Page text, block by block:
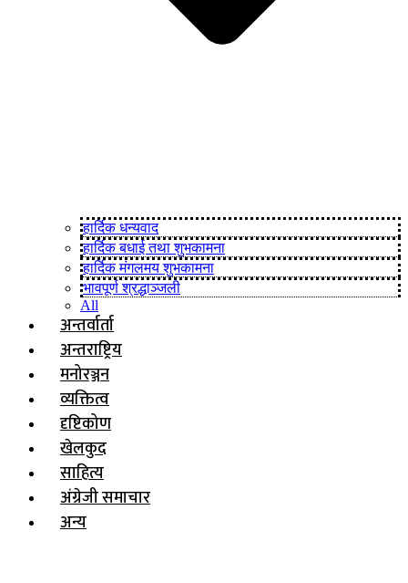
हार्दिक धन्यवाद
हार्दिक बधाई तथा शुभकामना
हार्दिक मंगलमय शुभकामना
भावपूर्ण श्रद्धाञ्जली
All
अन्तर्वार्ता
अन्तराष्ट्रिय
मनोरञ्जन
व्यक्तित्व
दृष्टिकोण
खेलकुद
साहित्य
अंग्रेजी समाचार
अन्य